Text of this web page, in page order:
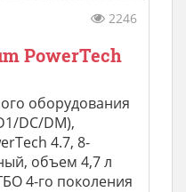
2246
PowerTech
оборудования
DC/DM),
4.7, 8-
объем 4,7 л
4-го поколения